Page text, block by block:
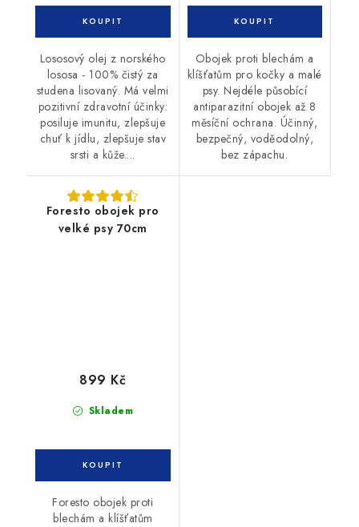
Lososový olej z norského
lososa - 100% čistý za
studena lisovaný. Má velmi
pozitivní zdravotní účinky:
posiluje imunitu, zlepšuje
chuť k jídlu, zlepšuje stav
srsti a kůže....
Obojek proti blechám a
klíšťatům pro kočky a malé
psy. Nejdéle působící
antiparazitní obojek až 8
měsíční ochrana. Účinný,
bezpečný, voděodolný,
bez zápachu.
Foresto obojek pro
velké psy 70cm
Skladem
899 Kč
Foresto obojek proti
blechám a klíšťatům